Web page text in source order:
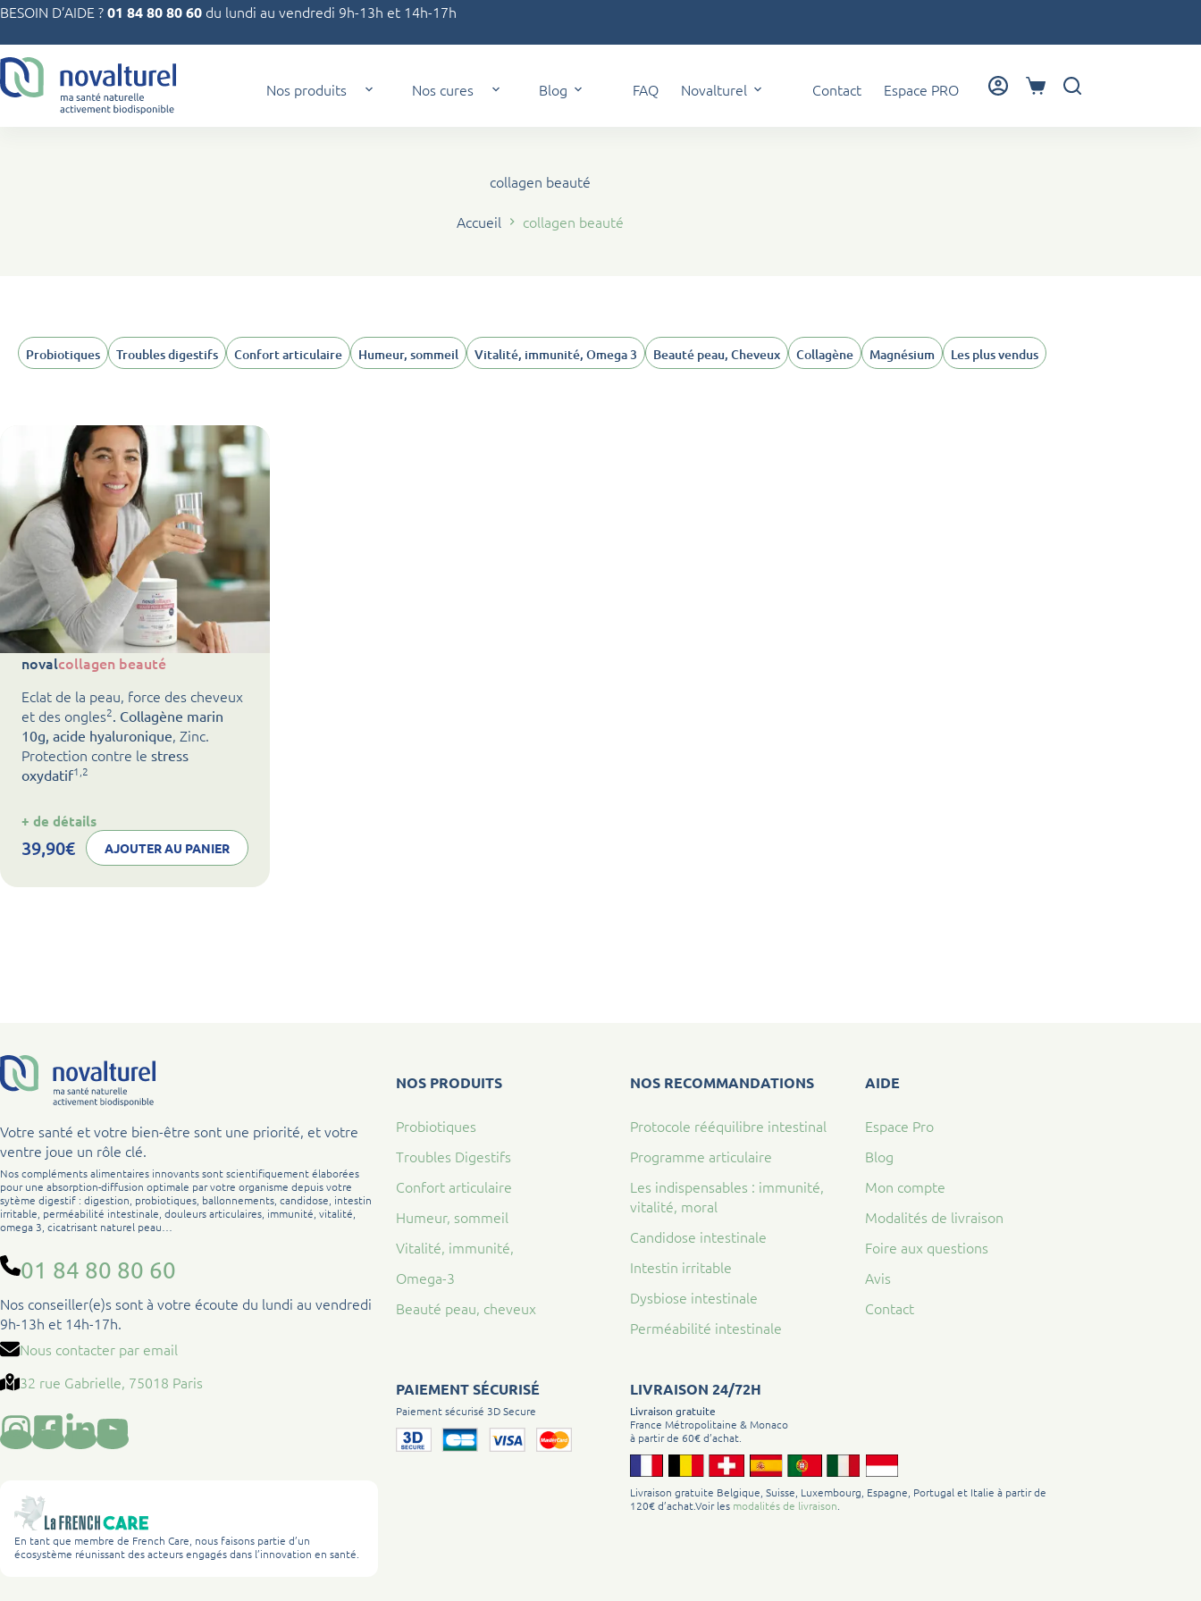
Passer
contenu
BESOIN D’AIDE ?01 84 80 80 60 du lundi au vendredi 9h-13h et 14h-17h
Nos produits Nos cures Blog FAQ Novalturel Contact Espace PRO
Panier
collagen beauté
Accueil collagen beauté
Probiotiques Troubles digestifs Confort articulaire Humeur, sommeil Vitalité, immunité, Omega 3 Beauté peau, Cheveux Collagène Magnésium Les plus vendus
novalcollagen beauté
Eclat de la peau, force des cheveux
et des ongles2. Collagène marin
10g, acide hyaluronique, Zinc.
Protection contre le stress
oxydatif1,2
+ de détails:
noval
beauté
39,90€ AJOUTER AU PANIER
Votre santé et votre bien-être sont une priorité, et votre
ventre joue un rôle clé.
Nos compléments alimentaires innovants sont scientifiquement élaborées
pour une absorption-diffusion optimale par votre organisme depuis votre
sytème digestif : digestion, probiotiques, ballonnements, candidose, intestin
irritable, perméabilité intestinale, douleurs articulaires, immunité, vitalité,
omega 3, cicatrisant naturel peau…
01 84 80 80 60
Nos conseiller(e)s sont à votre écoute du lundi au vendredi
9h-13h et 14h-17h.
Nous contacter par email
32 rue Gabrielle, 75018 Paris
En tant que membre de French Care, nous faisons partie d’un
écosystème réunissant des acteurs engagés dans l’innovation en santé.
NOS PRODUITS
Probiotiques
Troubles Digestifs
Confort articulaire
Humeur, sommeil
Vitalité, immunité,
Omega-3
Beauté peau, cheveux
NOS RECOMMANDATIONS
Protocole rééquilibre intestinal
Programme articulaire
Les indispensables : immunité,
vitalité, moral
Candidose intestinale
Intestin irritable
Dysbiose intestinale
Perméabilité intestinale
AIDE
Espace Pro
Blog
Mon compte
Modalités de livraison
Foire aux questions
Avis
Contact
PAIEMENT SÉCURISÉ
Paiement sécurisé 3D Secure
LIVRAISON 24/72H
Livraison gratuite
France Métropolitaine & Monaco
à partir de 60€ d’achat.
Livraison gratuite Belgique, Suisse, Luxembourg, Espagne, Portugal et Italie à partir de
120€ d’achat.Voir les modalités de livraison